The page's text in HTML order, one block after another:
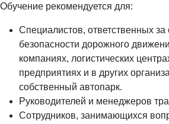
Обучение рекомендуется для:
Специалистов, ответственных за
безопасности дорожного
компаниях, логистических
предприятиях и в других
собственный автопарк.
Руководителей и менеджеров
Сотрудников, занимающихся